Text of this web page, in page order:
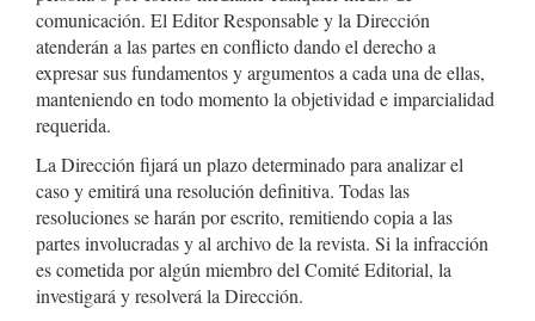
comunicación. El Editor Responsable y la Dirección
atenderán a las partes en conflicto dando el derecho a
expresar sus fundamentos y argumentos a cada una de ellas,
manteniendo en todo momento la objetividad e imparcialidad
requerida.
La Dirección fijará un plazo determinado para analizar el
caso y emitirá una resolución definitiva. Todas las
resoluciones se harán por escrito, remitiendo copia a las
partes involucradas y al archivo de la revista. Si la infracción
es cometida por algún miembro del Comité Editorial, la
investigará y resolverá la Dirección.